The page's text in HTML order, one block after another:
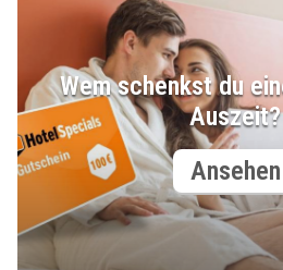
Wem schenkst du
Auszeit?
Ansehen